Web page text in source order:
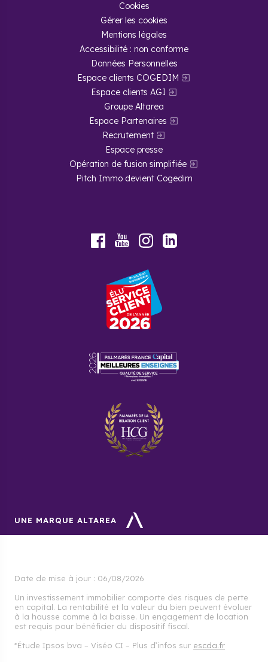
Cookies
Gérer les cookies
Mentions légales
Accessibilité : non conforme
Données Personnelles
Espace clients COGEDIM
Espace clients AGI
Groupe Altarea
Espace Partenaires
Recrutement
Espace presse
Opération de fusion simplifiée
Pitch Immo devient Cogedim
FacebookYoutubeInstagram
UNE MARQUE ALTAREA
Date de mise à jour : 06/08/2026
Un investissement immobilier comporte des risques de perte
en capital. La rentabilité et la valeur du bien peuvent évoluer
à la hausse comme à la baisse. Un engagement de location
est requis pour bénéficier du dispositif fiscal.
*Étude Ipsos bva – Viséo CI – Plus d’infos sur escda.fr